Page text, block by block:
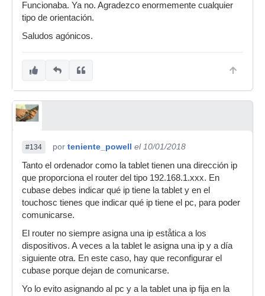
Funcionaba. Ya no. Agradezco enormemente cualquier
tipo de orientación.
Saludos agónicos.
#134 por teniente_powell el 10/01/2018
Tanto el ordenador como la tablet tienen una dirección ip
que proporciona el router del tipo 192.168.1.xxx. En
cubase debes indicar qué ip tiene la tablet y en el
touchosc tienes que indicar qué ip tiene el pc, para poder
comunicarse.
El router no siempre asigna una ip eståtica a los
dispositivos. A veces a la tablet le asigna una ip y a día
siguiente otra. En este caso, hay que reconfigurar el
cubase porque dejan de comunicarse.
Yo lo evito asignando al pc y a la tablet una ip fija en la